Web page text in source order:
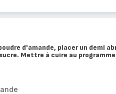
d'amande, placer un demi
Mettre à cuire au